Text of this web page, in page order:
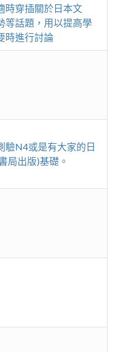
時穿插關於日本文
等話題，用以提高學
時進行討論
驗N4或是有大家的日
局出版)基礎。